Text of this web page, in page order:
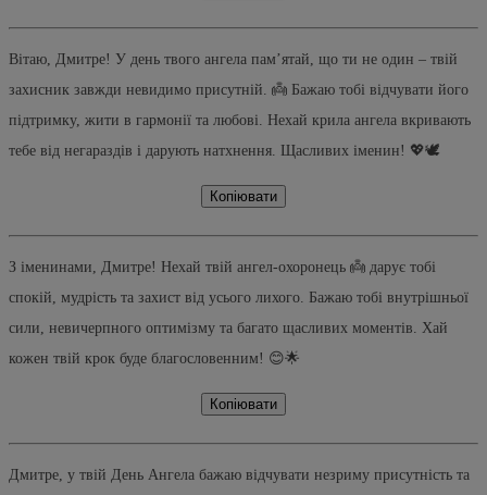
Вітаю, Дмитре! У день твого ангела пам’ятай, що ти не один – твій
захисник завжди невидимо присутній. 👼 Бажаю тобі відчувати його
підтримку, жити в гармонії та любові. Нехай крила ангела вкривають
тебе від негараздів і дарують натхнення. Щасливих іменин! 💖🕊️
Копіювати
З іменинами, Дмитре! Нехай твій ангел-охоронець 👼 дарує тобі
спокій, мудрість та захист від усього лихого. Бажаю тобі внутрішньої
сили, невичерпного оптимізму та багато щасливих моментів. Хай
кожен твій крок буде благословенним! 😊🌟
Копіювати
Дмитре, у твій День Ангела бажаю відчувати незриму присутність та